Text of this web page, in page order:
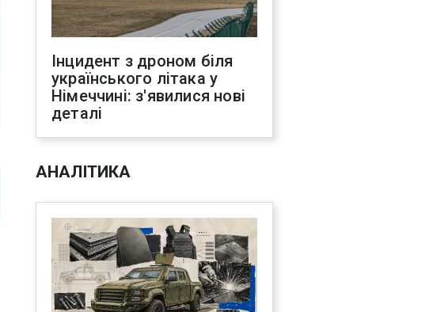
Інцидент з дроном біля
українського літака у
Німеччині: з'явилися нові
деталі
АНАЛІТИКА